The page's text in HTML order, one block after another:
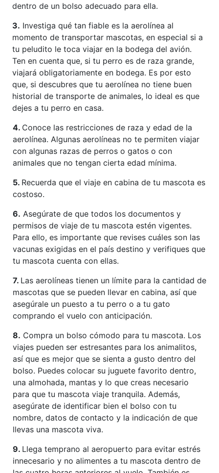
dentro de un bolso adecuado para ella.
3. Investiga qué tan fiable es la aerolínea al
momento de transportar mascotas, en especial si a
tu peludito le toca viajar en la bodega del avión.
Ten en cuenta que, si tu perro es de raza grande,
viajará obligatoriamente en bodega. Es por esto
que, si descubres que tu aerolínea no tiene buen
historial de transporte de animales, lo ideal es que
dejes a tu perro en casa.
4. Conoce las restricciones de raza y edad de la
aerolínea. Algunas aerolíneas no te permiten viajar
con algunas razas de perros o gatos o con
animales que no tengan cierta edad mínima.
5. Recuerda que el viaje en cabina de tu mascota es
costoso.
6. Asegúrate de que todos los documentos y
permisos de viaje de tu mascota estén vigentes.
Para ello, es importante que revises cuáles son las
vacunas exigidas en el país destino y verifiques que
tu mascota cuenta con ellas.
7. Las aerolíneas tienen un límite para la cantidad de
mascotas que se pueden llevar en cabina, así que
asegúrale un puesto a tu perro o a tu gato
comprando el vuelo con anticipación.
8. Compra un bolso cómodo para tu mascota. Los
viajes pueden ser estresantes para los animalitos,
así que es mejor que se sienta a gusto dentro del
bolso. Puedes colocar su juguete favorito dentro,
una almohada, mantas y lo que creas necesario
para que tu mascota viaje tranquila. Además,
asegúrate de identificar bien el bolso con tu
nombre, datos de contacto y la indicación de que
llevas una mascota viva.
9. Llega temprano al aeropuerto para evitar estrés
innecesario y no alimentes a tu mascota dentro de